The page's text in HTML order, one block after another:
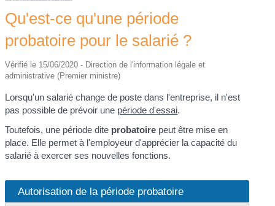
Qu'est-ce qu'une période
probatoire pour le salarié ?
Vérifié le 15/06/2020 - Direction de l'information légale et
administrative (Premier ministre)
Lorsqu'un salarié change de poste dans l'entreprise, il n'est
pas possible de prévoir une période d'essai.
Toutefois, une période dite probatoire peut être mise en
place. Elle permet à l'employeur d'apprécier la capacité du
salarié à exercer ses nouvelles fonctions.
Autorisation de la période probatoire